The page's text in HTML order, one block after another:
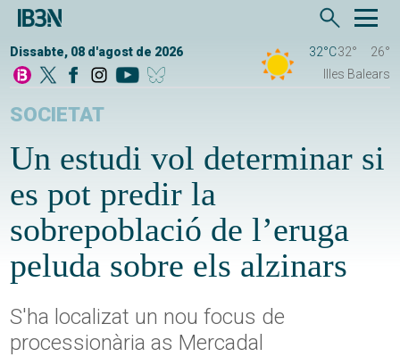
Dissabte, 08 d'agost de 2026 32°C32°
26°
Illes Balears
SOCIETAT
Un estudi vol determinar si
es pot predir la
sobrepoblació de l’eruga
peluda sobre els alzinars
S'ha localizat un nou focus de
processionària as Mercadal